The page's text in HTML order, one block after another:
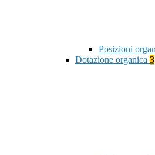
Posizioni
Dotazione organica 3